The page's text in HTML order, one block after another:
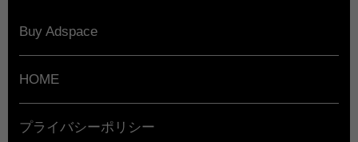
Buy Adspace
HOME
プライバシーポリシー